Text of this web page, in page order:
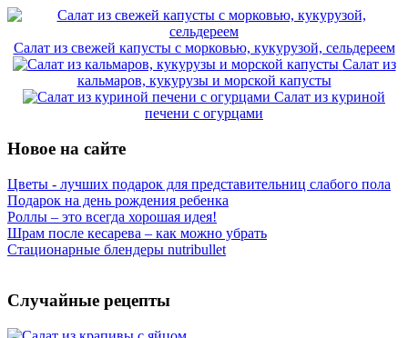
Салат из свежей капусты с морковью, кукурузой, сельдереем
Салат из
кальмаров, кукурузы и морской капусты
Салат из куриной
печени с огурцами
Новое на сайте
Цветы - лучших подарок для представительниц слабого пола
Подарок на день рождения ребенка
Роллы – это всегда хорошая идея!
Шрам после кесарева – как можно убрать
Стационарные блендеры nutribullet
Случайные рецепты